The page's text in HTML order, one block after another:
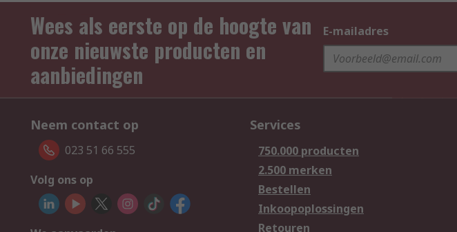
Wees als eerste op de hoogte van
onze nieuwste producten en
aanbiedingen
E-mailadres
Neem contact op
023 51 66 555
Volg ons op
Services
750.000 producten
2.500 merken
Bestellen
Inkoopoplossingen
Retouren